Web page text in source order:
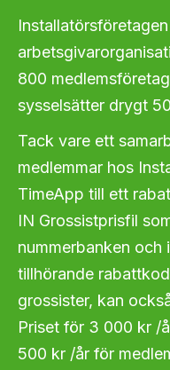
800
sysselsätter drygt
Tack vare ett
medlemmar hos
TimeApp till ett
IN Grossistprisfil
nummerbanken och
tillhörande
grossister, kan
Priset för 3 000 kr /
500 kr /år för